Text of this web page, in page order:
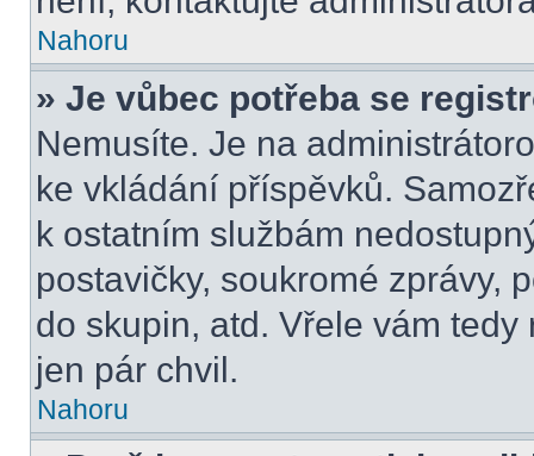
Nahoru
» Je vůbec potřeba se
Nemusíte. Je na
ke vkládání příspěvků.
k ostatním službám
postavičky, soukromé zprávy,
do skupin, atd. Vřele vám
jen pár chvil.
Nahoru